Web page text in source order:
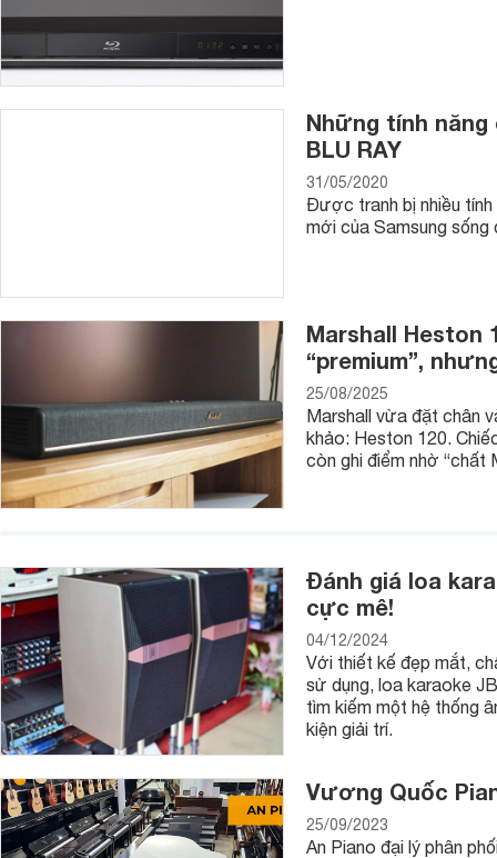
Những tính năng
BLU RAY
31/05/2020
Được tranh bị nhiều
mới của Samsung sống
Marshall Heston
“premium”,
25/08/2025
Marshall vừa đặt chân
khảo: Heston 120.
còn ghi điểm nhờ “chất
Đánh giá loa
cực mê!
04/12/2024
Với thiết kế đẹp mắt,
sử dụng, loa karaoke
tìm kiếm một hệ thống
kiện giải trí.
Vương Quốc
25/09/2023
An Piano đại lý phân